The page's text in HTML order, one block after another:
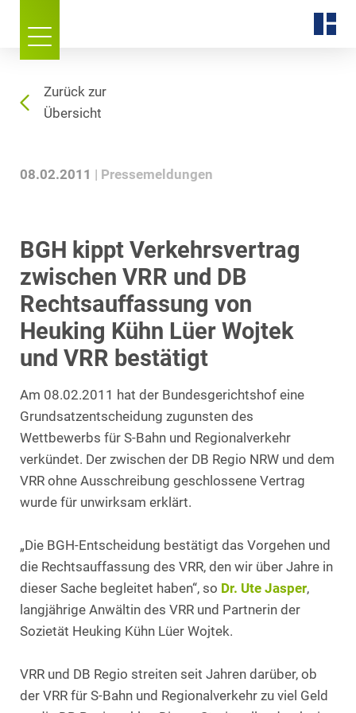
Zurück zur
Übersicht
08.02.2011 Pressemeldungen
BGH kippt Verkehrsvertrag
zwischen VRR und DB
Rechtsauffassung von
Heuking Kühn Lüer Wojtek
und VRR bestätigt
Am 08.02.2011 hat der Bundesgerichtshof eine
Grundsatzentscheidung zugunsten des
Wettbewerbs für S-Bahn und Regionalverkehr
verkündet. Der zwischen der DB Regio NRW und dem
VRR ohne Ausschreibung geschlossene Vertrag
wurde für unwirksam erklärt.
„Die BGH-Entscheidung bestätigt das Vorgehen und
die Rechtsauffassung des VRR, den wir über Jahre in
dieser Sache begleitet haben“, so Dr. Ute Jasper,
langjährige Anwältin des VRR und Partnerin der
Sozietät Heuking Kühn Lüer Wojtek.
VRR und DB Regio streiten seit Jahren darüber, ob
der VRR für S-Bahn und Regionalverkehr zu viel Geld